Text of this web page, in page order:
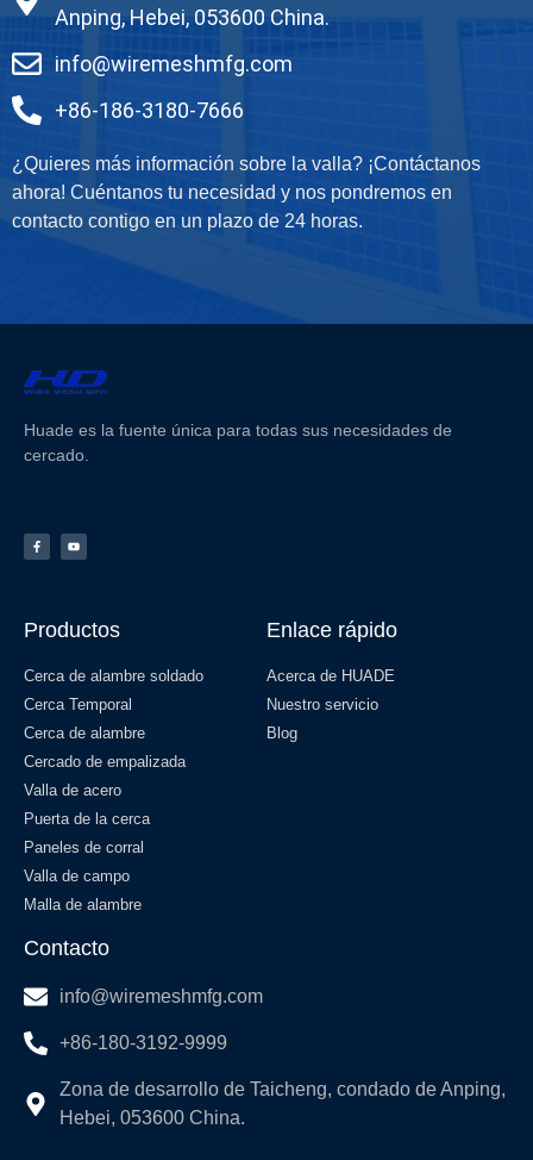
Anping, Hebei, 053600 China.
info@wiremeshmfg.com
+86-186-3180-7666
¿Quieres más información sobre la valla? ¡Contáctanos
ahora! Cuéntanos tu necesidad y nos pondremos en
contacto contigo en un plazo de 24 horas.
Huade es la fuente única para todas sus necesidades de
cercado.
Productos
Cerca de alambre soldado
Cerca Temporal
Cerca de alambre
Cercado de empalizada
Valla de acero
Puerta de la cerca
Paneles de corral
Valla de campo
Malla de alambre
Enlace rápido
Acerca de HUADE
Nuestro servicio
Blog
Contacto
info@wiremeshmfg.com
+86-180-3192-9999
Zona de desarrollo de Taicheng, condado de Anping,
Hebei, 053600 China.